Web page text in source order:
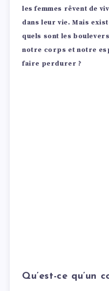
les femmes rêvent de
dans leur vie. Mais
quels sont les
notre corps et notre
faire perdurer ?
Qu’est-ce qu’un